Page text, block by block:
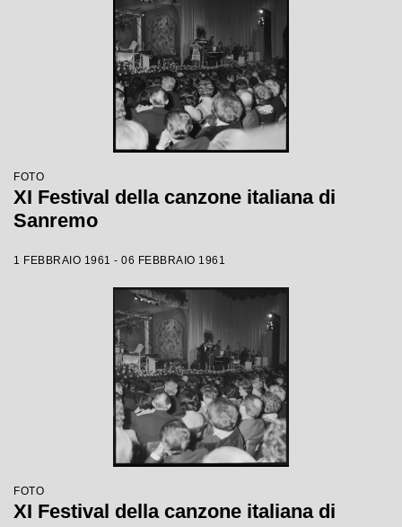
FOTO
XI Festival della canzone italiana di
Sanremo
1 FEBBRAIO 1961 - 06 FEBBRAIO 1961
FOTO
XI Festival della canzone italiana di